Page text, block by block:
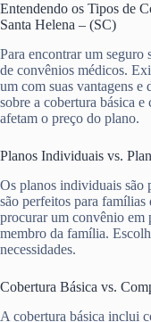
Entendendo os Tipos de
Santa Helena – (SC)
Para encontrar um seguro
de convênios médicos.
um com suas vantagens e
sobre a cobertura básica
afetam o preço do plano.
Planos Individuais vs.
Os planos individuais são
são perfeitos para
procurar um convênio em
membro da família.
necessidades.
Cobertura Básica vs.
A cobertura básica inclui